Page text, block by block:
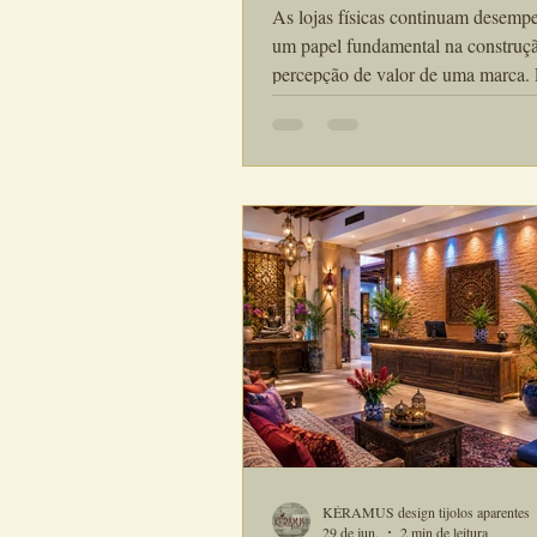
As lojas físicas continuam
um papel fundamental na
percepção de valor de uma
mercado cada vez mais
comercial tornou-se tão importante
KÉRAMUS design tijolos aparentes
29 de jun.
2 min de leitura